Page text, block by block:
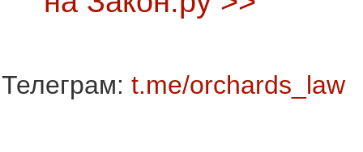
Телеграм: t.me/orchards_law